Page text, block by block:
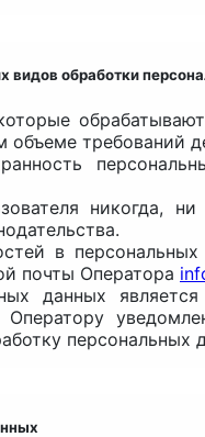
видов обработки
требований
никогда,
в
почты Оператора
данных
Оператору
персональных